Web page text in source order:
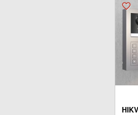
favorite_border